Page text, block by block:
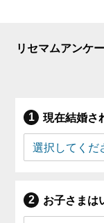
リセマムアンケ
現在結婚さ
お子さまは